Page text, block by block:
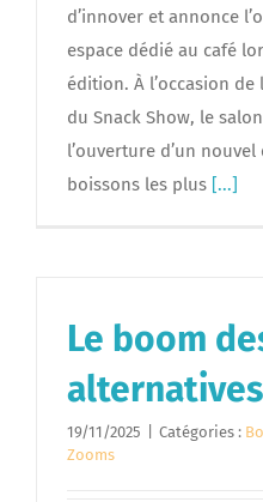
d’innover et annonce
espace dédié au café
édition. À l’occasion
du Snack Show, le
l’ouverture d’un
boissons les plus [...]
Le boom
19/11/2025 Catégories :
Zooms